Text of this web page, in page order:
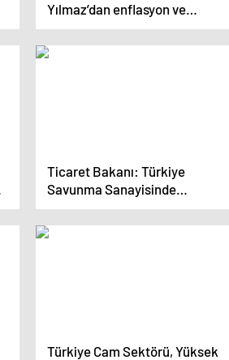
Yılmaz’dan enflasyon ve
büyüme mesajı
Ticaret Bakanı: Türkiye
Savunma Sanayisinde
Uluslararası Alanda Övgüyle
Bahsediliyor
Türkiye Cam Sektörü, Yüksek